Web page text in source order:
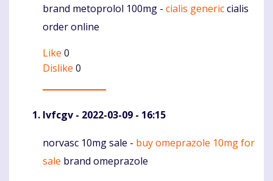
Komentaras
brand metoprolol 100mg - cialis genericcialis
order online
Like 0
Dislike 0
Ivfcgv - 2022-03-09 - 16:15
Komentaras
norvasc 10mg sale - buy omeprazole 10mg for
sale brand omeprazole